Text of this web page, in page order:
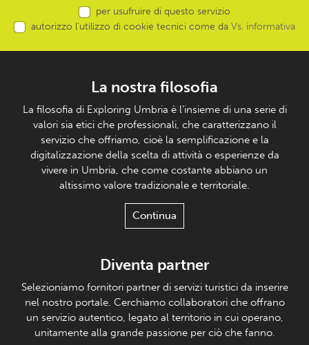
per usufruire di questo servizio
autorizzo l’utilizzo di cookie tecnici come da Vs. informativa
La nostra filosofia
La filosofia di Exploring Umbria è l’insieme di una serie di
valori sia etici che professionali, che caratterizzano il
servizio che offriamo, cioè la semplificazione e la
digitalizzazione della scelta di attività o esperienze da
vivere in Umbria, che come costante abbiano un
altissimo valore tradizionale e territoriale.
Continua
Diventa partner
Selezioniamo fornitori partner di servizi turistici da inserire
nel nostro portale. Cerchiamo collaboratori che offrano
un servizio autentico, legato al territorio in cui operano,
unitamente alla grande passione per ciò che fanno.